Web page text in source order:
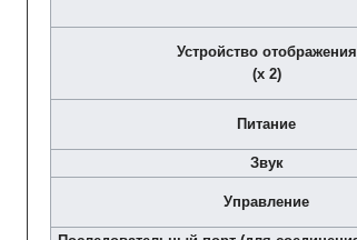
Устройство отображения
(x 2)
Питание
Звук
Управление